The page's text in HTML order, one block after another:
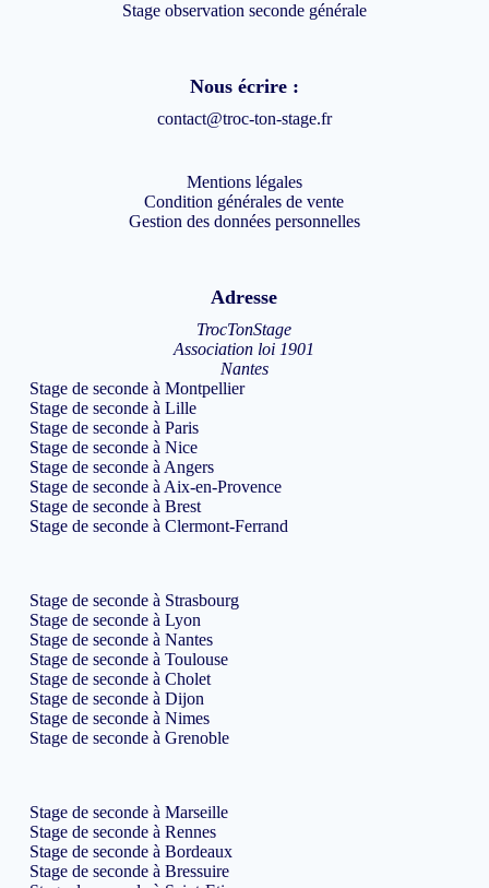
Stage observation seconde générale
Nous écrire :
contact@troc-ton-stage.fr
Mentions légales
Condition générales de vente
Gestion des données personnelles
Adresse
TrocTonStage
Association loi 1901
Nantes
Stage de seconde à Montpellier
Stage de seconde à Lille
Stage de seconde à Paris
Stage de seconde à Nice
Stage de seconde à Angers
Stage de seconde à Aix-en-Provence
Stage de seconde à Brest
Stage de seconde à Clermont-Ferrand
Stage de seconde à Strasbourg
Stage de seconde à Lyon
Stage de seconde à Nantes
Stage de seconde à Toulouse
Stage de seconde à Cholet
Stage de seconde à Dijon
Stage de seconde à Nimes
Stage de seconde à Grenoble
Stage de seconde à Marseille
Stage de seconde à Rennes
Stage de seconde à Bordeaux
Stage de seconde à Bressuire